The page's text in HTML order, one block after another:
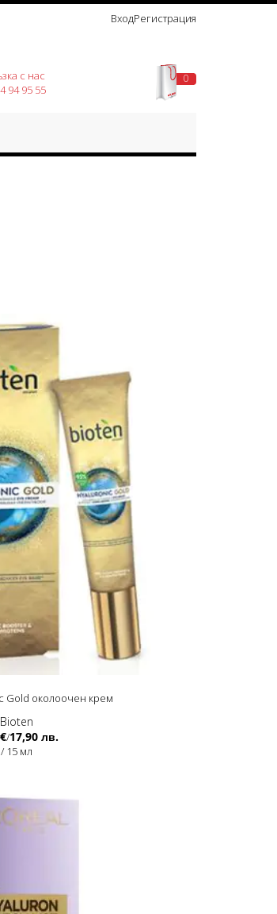
ВходРегистрация
с нас
94 95 55
Моята количка
0
Gold околоочен крем
Bioten
/17,90 лв.
/ 15 мл